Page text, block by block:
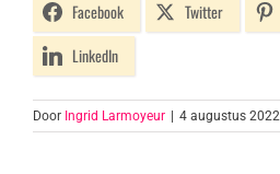
Facebook
Twitter
LinkedIn
Door Ingrid Larmoyeur | 4 augustus 2022